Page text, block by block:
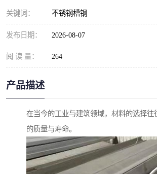
关键词： 不锈钢槽钢
发布日期： 2026-08-07
阅 读 量： 264
产品描述
在当今的工业与建筑领域，材料的选择往
的质量与寿命。